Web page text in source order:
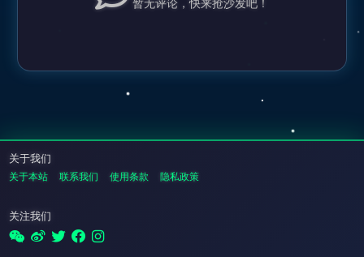
暂无评论，快来抢沙发吧！
关于我们
关于本站 联系我们 使用条款 隐私政策
关注我们